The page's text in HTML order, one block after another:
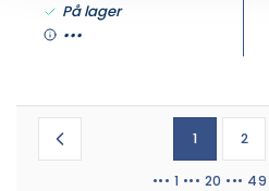
På lager
•••
1 2
••• 1 ••• 20 ••• 49